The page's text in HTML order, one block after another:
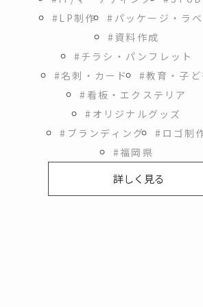
#LP制作
#パッケージ・ラ
#資料作成
#チラシ・パンフレット
#名刺・カード
#教育・子ど
#看板・エクステリア
#オリジナルグッズ
#ブランディング
#ロゴ制
#福岡県
詳しく見る